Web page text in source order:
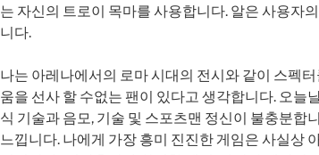
는 자신의 트로이 목마를 사용합니다. 알은 사용자
니다.
나는 아레나에서의 로마 시대의 전시와 같이 스펙
움을 선사 할 수없는 팬이 있다고 생각합니다. 오늘
식 기술과 음모, 기술 및 스포츠맨 정신이 불충분합
느낍니다. 나에게 가장 흥미 진진한 게임은 사실상